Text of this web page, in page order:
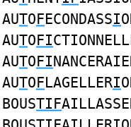
AUTOFECONDASSI
AUTOFI
AUTOFI
AUTOFLAGELLERI
BOUSTIF